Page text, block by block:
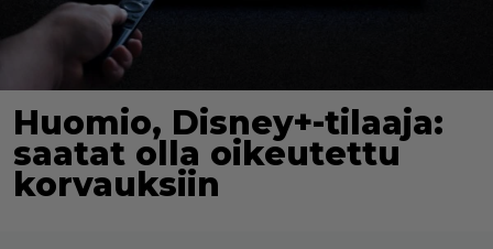
Huomio, Disney+-tilaaja:
saatat olla oikeutettu
korvauksiin